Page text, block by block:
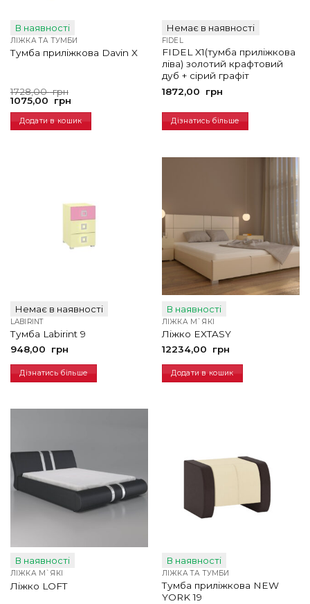
В наявності
ЛІЖКА ТА ТУМБИ
Тумба приліжкова Davin X
1728,00грн
Оригінальна
ціна:
1728,00
грн.
1075,00 грн
Поточна
ціна:
1075,00
грн.
Додати в кошик
Немає в наявності
FIDEL
FIDEL X1(тумба приліжкова
ліва) золотий крафтовий
дуб + сірий графіт
1872,00
грн
Дізнатись більше
Немає в наявності
LABIRINT
Тумба Labirint 9
948,00
грн
Дізнатись більше
В наявності
ЛІЖКА М`ЯКІ
Ліжко EXTASY
12234,00
грн
Додати в кошик
В наявності
ЛІЖКА М`ЯКІ
Ліжко LOFT
В наявності
ЛІЖКА ТА ТУМБИ
Тумба приліжкова NEW
YORK 19